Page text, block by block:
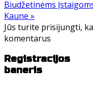
Biudžetinėms
Kaune »
Jūs turite prisijungti,
komentarus
Registracijos
baneris